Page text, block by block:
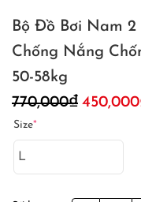
Bộ Đồ Bơi Nam
Chống Nắng
50-58kg
770,000₫ Giá
450,000
Size*